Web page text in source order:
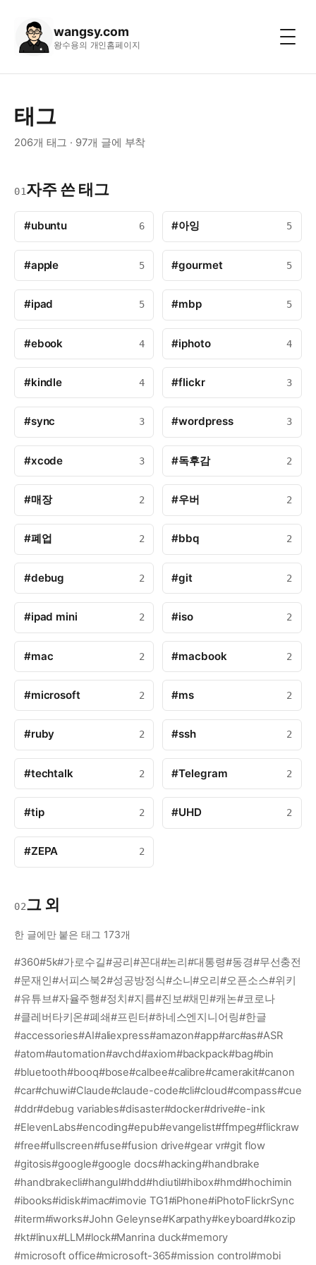
wangsy.com
왕수용의 개인홈페이지
태그
206개 태그 · 97개 글에 부착
01자주 쓴 태그
#ubuntu 6 #아잉 5
#apple 5 #gourmet 5
#ipad 5 #mbp 5
#ebook 4 #iphoto 4
#kindle 4 #flickr 3
#sync 3 #wordpress 3
#xcode 3 #독후감 2
#매장 2 #우버 2
#폐업 2 #bbq 2
#debug 2 #git 2
#ipad mini 2 #iso 2
#mac 2 #macbook 2
#microsoft 2 #ms 2
#ruby 2 #ssh 2
#techtalk 2 #Telegram 2
#tip 2 #UHD 2
#ZEPA 2
02그 외
한 글에만 붙은 태그 173개
#360#5k#가로수길#공리#꼰대#논리#대통령#동경#무선충전
#문재인#서피스북2#성공방정식#소니#오리#오픈소스#위키
#유튜브#자율주행#정치#지름#진보#채민#캐논#코로나
#클레버타키온#폐쇄#프린터#하네스엔지니어링#한글
#accessories#AI#aliexpress#amazon#app#arc#as#ASR
#atom#automation#avchd#axiom#backpack#bag#bin
#bluetooth#booq#bose#calbee#calibre#camerakit#canon
#car#chuwi#Claude#claude-code#cli#cloud#compass#cue
#ddr#debug variables#disaster#docker#drive#e-ink
#ElevenLabs#encoding#epub#evangelist#ffmpeg#flickraw
#free#fullscreen#fuse#fusion drive#gear vr#git flow
#gitosis#google#google docs#hacking#handbrake
#handbrakecli#hangul#hdd#hdiutil#hibox#hmd#hochimin
#ibooks#idisk#imac#imovie TG1#iPhone#iPhotoFlickrSync
#iterm#iworks#John Geleynse#Karpathy#keyboard#kozip
#kt#linux#LLM#lock#Manrina duck#memory
#microsoft office#microsoft-365#mission control#mobi